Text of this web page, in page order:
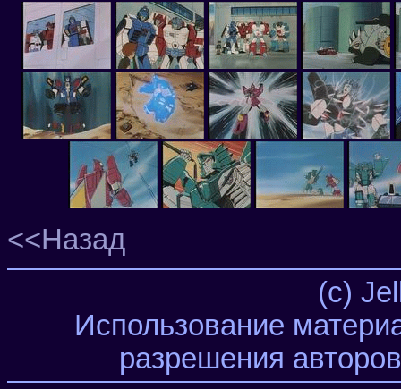
<<Назад
(c)
Использование
разрешения